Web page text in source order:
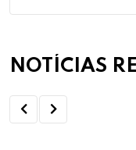
NOTÍCIAS